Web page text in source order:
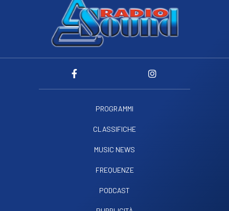
PROGRAMMI
CLASSIFICHE
MUSIC NEWS
FREQUENZE
PODCAST